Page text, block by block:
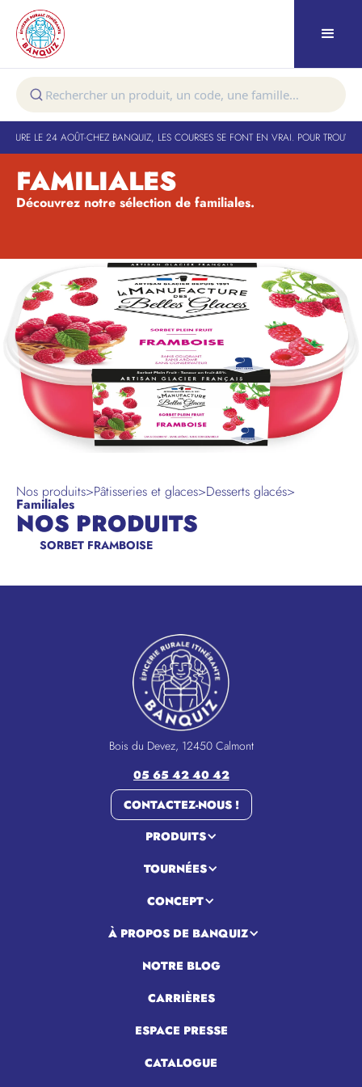
LE 24 AOÛT-CHEZ BANQUIZ, LES COURSES SE FONT EN VRAI. POUR TROUVER
FAMILIALES
Découvrez notre sélection de familiales.
Nos produits>Pâtisseries et glaces>Desserts glacés>
Familiales
NOS PRODUITS
SORBET FRAMBOISE
Bois du Devez, 12450 Calmont
05 65 42 40 42
CONTACTEZ-NOUS !
PRODUITS
TOURNÉES
CONCEPT
À PROPOS DE BANQUIZ
NOTRE BLOG
CARRIÈRES
ESPACE PRESSE
CATALOGUE